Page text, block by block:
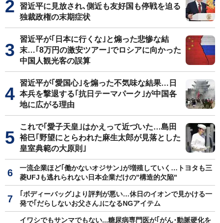
習近平に見放され､側近も友好国も停戦を迫る
独裁政権の末期症状
習近平が｢日本に行くな｣と煽った悲惨な結
末…｢8万円の激安ツアー｣でロシアに向かった
中国人観光客の誤算
習近平が｢愛国心｣を煽った不気味な結果…日
本兵を撃退する｢抗日テーマパーク｣が中国各
地に広がる理由
これで｢愛子天皇｣はかえって近づいた…島田
裕巳｢野望にとらわれた麻生太郎が見落とした
皇室典範の大原則｣
一流企業ほど｢働かないオジサン｣が増殖していく…トヨタも三
菱UFJも逃れられない日本企業だけの"構造的欠陥"
｢ボディーバッグ｣より評判が悪い…休日のイオンで見かける一
発で｢だらしないお父さん｣になるNGアイテム
イワシでもサンマでもない...糖尿病専門医が｢がん･動脈硬化を